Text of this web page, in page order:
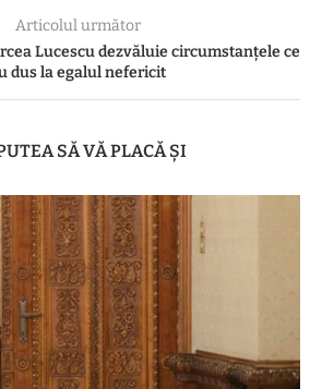
Articolul următor
Lucescu dezvăluie circumstanțele ce
dus la egalul nefericit
SĂ VĂ PLACĂ ȘI